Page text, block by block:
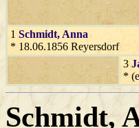
1 Schmidt, Anna
* 18.06.1856 Reyersdorf
3
*
Schmidt,